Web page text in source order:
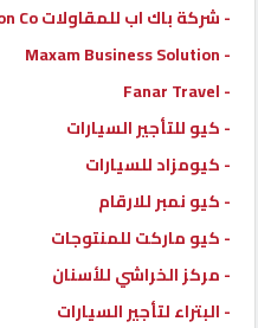
الدليل
القطري
POWERED
QHOST
- شركة باك اب للمقاولات Back Up Construction Co
- Maxam Business Solution
- Fanar Travel
- كيو للتأجير السيارات
- كيومزاد للسيارات
- كيو نمبر للارقام
- كيو ماركت للمنتوجات
- مركز الخراشي للأسنان
- البتراء لتأجير السيارات